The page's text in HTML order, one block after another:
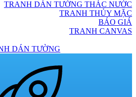
TRANH DÁN TƯỜNG THÁC NƯỚC
TRANH THỦY MẶC
BÁO GIÁ
TRANH CANVAS
DÁN TƯỜNG